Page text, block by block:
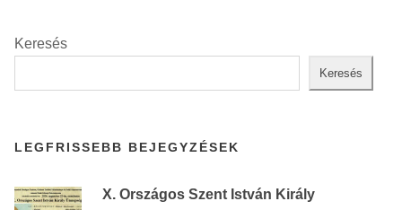
Keresés
Keresés
LEGFRISSEBB BEJEGYZÉSEK
X. Országos Szent István Király